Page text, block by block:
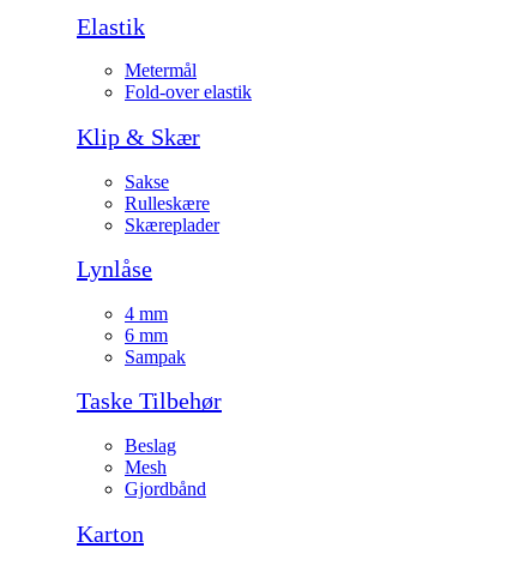
Elastik
Metermål
Fold-over elastik
Klip & Skær
Sakse
Rulleskære
Skæreplader
Lynlåse
4 mm
6 mm
Sampak
Taske Tilbehør
Beslag
Mesh
Gjordbånd
Karton